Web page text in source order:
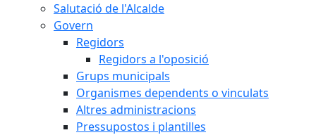
Salutació de l'Alcalde
Govern
Regidors
Regidors a l'oposició
Grups municipals
Organismes dependents o vinculats
Altres administracions
Pressupostos i plantilles